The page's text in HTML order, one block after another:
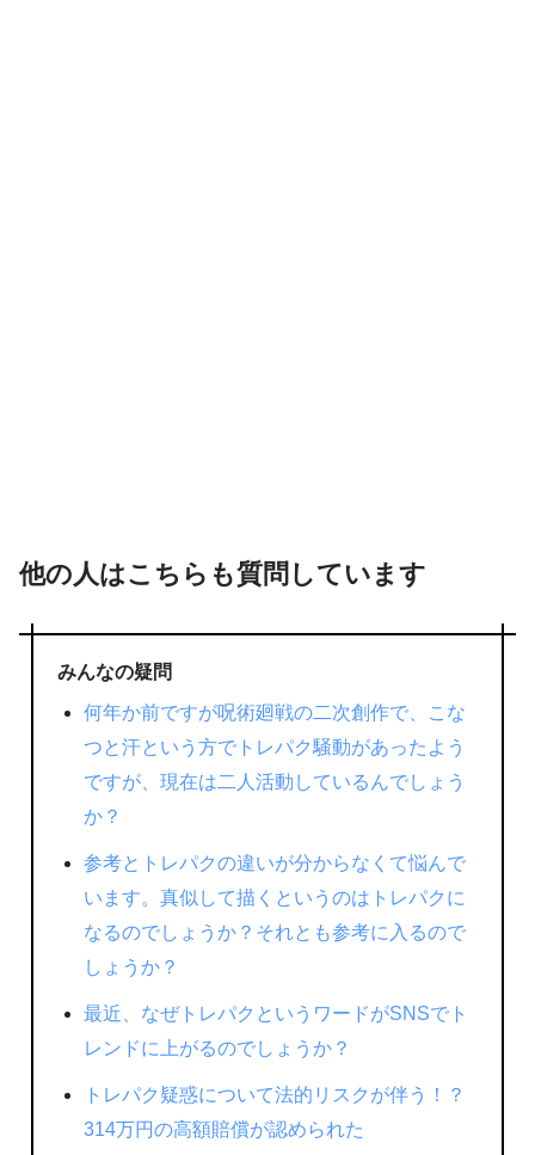
他の人はこちらも質問しています
みんなの疑問
何年か前ですが呪術廻戦の二次創作で、こな
つと汗という方でトレパク騒動があったよう
ですが、現在は二人活動しているんでしょう
か？
参考とトレパクの違いが分からなくて悩んで
います。真似して描くというのはトレパクに
なるのでしょうか？それとも参考に入るので
しょうか？
最近、なぜトレパクというワードがSNSでト
レンドに上がるのでしょうか？
トレパク疑惑について法的リスクが伴う！？
314万円の高額賠償が認められた